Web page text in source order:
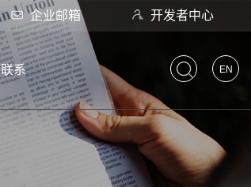
企业邮箱 开发者中心
EN
联系